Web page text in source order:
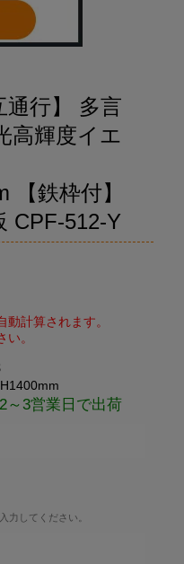
通行】 多言
高輝度イエ
【鉄枠付】
CPF-512-Y
～3営業日で出荷
力してください。